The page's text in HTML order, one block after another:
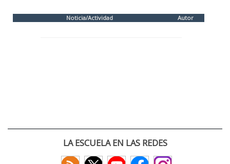
Noticia/Actividad Autor
LA ESCUELA EN LAS REDES